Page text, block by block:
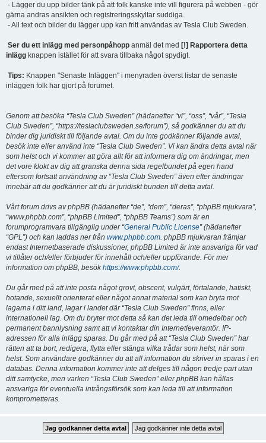
- Lägger du upp bilder tänk på att folk kanske inte vill figurera på webben - gör
gärna andras ansikten och registreringsskyltar suddiga.
- All text och bilder du lägger upp kan fritt användas av Tesla Club Sweden.
Ser du ett inlägg med personpåhopp anmäl det med [!] Rapportera detta
inlägg knappen istället för att svara tillbaka något spydigt.
Tips: Knappen "Senaste Inläggen" i menyraden överst listar de senaste
inläggen folk har gjort på forumet.
Genom att besöka “Tesla Club Sweden” (hädanefter “vi”, “oss”, “vår”, “Tesla
Club Sweden”, “https://teslaclubsweden.se/forum”), så godkänner du att du
binder dig juridiskt till följande avtal. Om du inte godkänner följande avtal,
besök inte eller använd inte “Tesla Club Sweden”. Vi kan ändra detta avtal när
som helst och vi kommer att göra allt för att informera dig om ändringar, men
det vore klokt av dig att granska denna sida regelbundet på egen hand
eftersom fortsatt användning av “Tesla Club Sweden” även efter ändringar
innebär att du godkänner att du är juridiskt bunden till detta avtal.
Vårt forum drivs av phpBB (hädanefter “de”, “dem”, “deras”, “phpBB mjukvara”,
“www.phpbb.com”, “phpBB Limited”, “phpBB Teams”) som är en
forumprogramvara tillgänglig under “General Public License” (hädanefter
“GPL”) och kan laddas ner från www.phpbb.com. phpBB mjukvaran främjar
endast Internetbaserade diskussioner, phpBB Limited är inte ansvariga för vad
vi tillåter och/eller förbjuder för innehåll och/eller uppförande. För mer
information om phpBB, besökhttps://www.phpbb.com/.
Du går med på att inte posta något grovt, obscent, vulgärt, förtalande, hatiskt,
hotande, sexuellt orienterat eller något annat material som kan bryta mot
lagarna i ditt land, lagar i landet där “Tesla Club Sweden” finns, eller
internationell lag. Om du bryter mot detta så kan det leda till omedelbar och
permanent bannlysning samt att vi kontaktar din Internetleverantör. IP-
adressen för alla inlägg sparas. Du går med på att “Tesla Club Sweden” har
rätten att ta bort, redigera, flytta eller stänga vilka trådar som helst, när som
helst. Som användare godkänner du att all information du skriver in sparas i en
databas. Denna information kommer inte att delges till någon tredje part utan
ditt samtycke, men varken “Tesla Club Sweden” eller phpBB kan hållas
ansvariga för eventuella intrångsförsök som kan leda till att information
komprometteras.